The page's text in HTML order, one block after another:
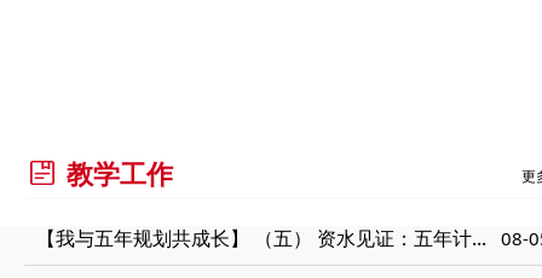
更
教学工作
08-
【我与五年规划共成长】 （五） 资水见证：五年计...